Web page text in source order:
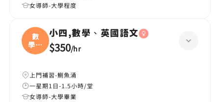
女導師-大學程度
數
學、
英國
小四,數學、英國語文
$350/hr
上門補習-鰂魚涌
一星期1日-1.5小時/堂
女導師-大學畢業